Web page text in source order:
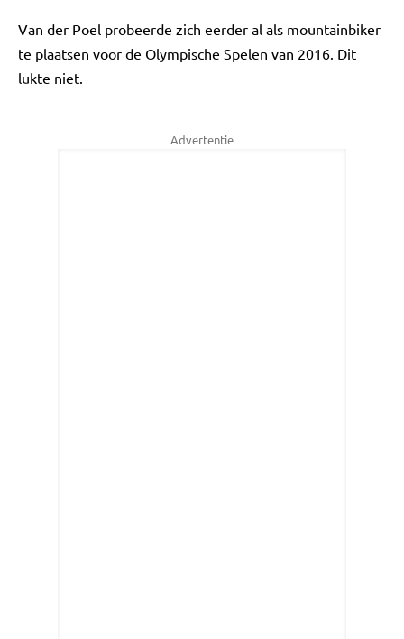
Van der Poel probeerde zich eerder al als mountainbiker
te plaatsen voor de Olympische Spelen van 2016. Dit
lukte niet.
Advertentie